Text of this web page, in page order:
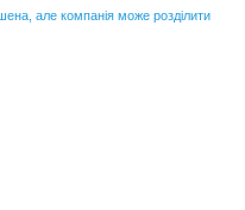
але компанія може розділити